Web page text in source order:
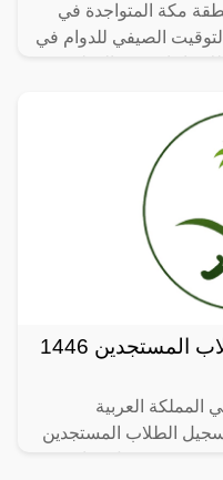
مكة المتواجدة في
الصيفي للدوام في
موعد وطريقة تسجيل الطلاب المستجدين 1446
المملكة العربية
الطلاب المستجدين